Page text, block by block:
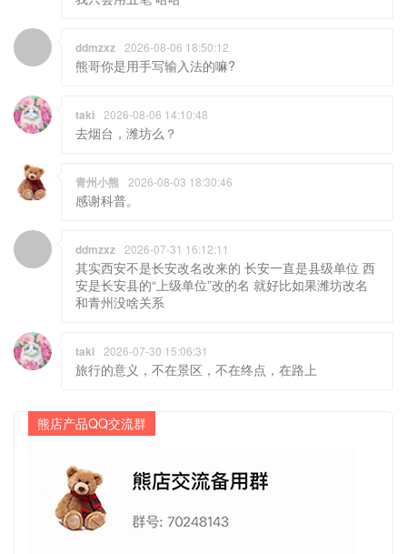
ddmzxz 2026-08-06 18:50:12
熊哥你是用手写输入法的嘛?
taki 2026-08-06 14:10:48
去烟台，潍坊么？
青州小熊 2026-08-03 18:30:46
感谢科普。
ddmzxz 2026-07-31 16:12:11
其实西安不是长安改名改来的 长安一直是县级单位 西
安是长安县的“上级单位”改的名 就好比如果潍坊改名
和青州没啥关系
taki 2026-07-30 15:06:31
旅行的意义，不在景区，不在终点，在路上
熊店产品QQ交流群